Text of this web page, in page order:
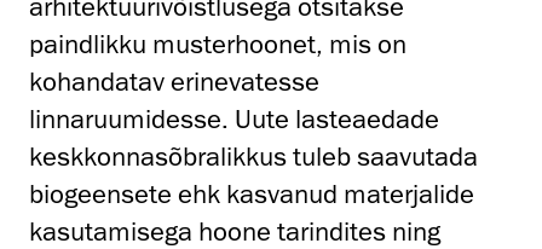
paindlikku musterhoonet, mis on
kohandatav erinevatesse
linnaruumidesse. Uute lasteaedade
keskkonnasõbralikkus tuleb saavutada
biogeensete ehk kasvanud materjalide
kasutamisega hoone tarindites ning